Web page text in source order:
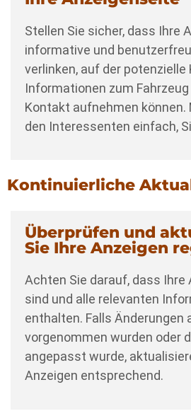
Stellen Sie sicher, dass Ihre
informative und
verlinken, auf der
Informationen zum
Kontakt aufnehmen können.
den Interessenten einfach,
Kontinuierliche
Überprüfen und
Sie Ihre Anzeigen
Achten Sie darauf, dass Ihre
sind und alle relevanten
enthalten. Falls Änderungen
vorgenommen wurden oder
angepasst wurde,
Anzeigen entsprechend.